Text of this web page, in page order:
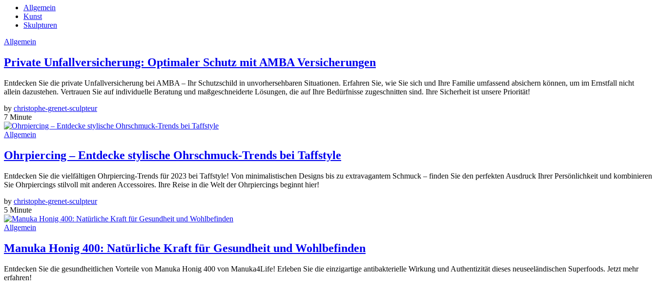
Allgemein
Kunst
Skulpturen
Allgemein
Private Unfallversicherung: Optimaler Schutz mit AMBA Versicherungen
Entdecken Sie die private Unfallversicherung bei AMBA – Ihr Schutzschild in unvorhersehbaren Situationen. Erfahren Sie, wie Sie sich und Ihre Familie umfassend absichern können, um im Ernstfall nicht
allein dazustehen. Vertrauen Sie auf individuelle Beratung und maßgeschneiderte Lösungen, die auf Ihre Bedürfnisse zugeschnitten sind. Ihre Sicherheit ist unsere Priorität!
by christophe-grenet-sculpteur
7 Minute
Allgemein
Ohrpiercing – Entdecke stylische Ohrschmuck-Trends bei Taffstyle
Entdecken Sie die vielfältigen Ohrpiercing-Trends für 2023 bei Taffstyle! Von minimalistischen Designs bis zu extravagantem Schmuck – finden Sie den perfekten Ausdruck Ihrer Persönlichkeit und kombinieren
Sie Ohrpiercings stilvoll mit anderen Accessoires. Ihre Reise in die Welt der Ohrpiercings beginnt hier!
by christophe-grenet-sculpteur
5 Minute
Allgemein
Manuka Honig 400: Natürliche Kraft für Gesundheit und Wohlbefinden
Entdecken Sie die gesundheitlichen Vorteile von Manuka Honig 400 von Manuka4Life! Erleben Sie die einzigartige antibakterielle Wirkung und Authentizität dieses neuseeländischen Superfoods. Jetzt mehr
erfahren!